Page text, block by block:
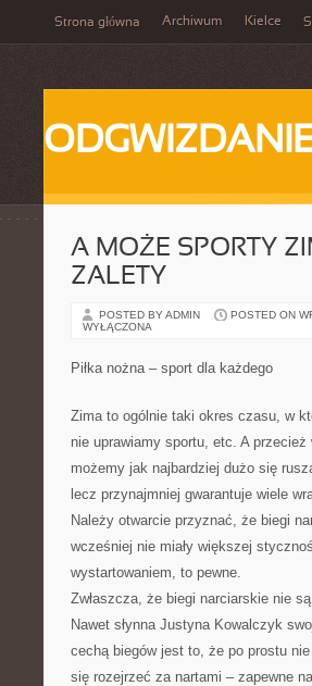
Strona główna Archiwum Kielce
A MOŻE SPORTY
ZALETY
POSTED BY ADMIN POSTED ON
WYŁĄCZONA
Piłka nożna – sport dla każdego
Zima to ogólnie taki okres czasu, w
nie uprawiamy sportu, etc. A
możemy jak najbardziej dużo się
lecz przynajmniej gwarantuje wiele
Należy otwarcie przyznać, że biegi
wcześniej nie miały większej
wystartowaniem, to pewne.
Zwłaszcza, że biegi narciarskie nie
Nawet słynna Justyna Kowalczyk
cechą biegów jest to, że po prostu
się rozejrzeć za nartami – zapewne